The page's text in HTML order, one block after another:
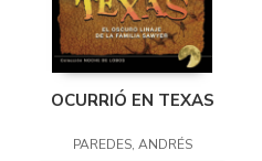
OCURRIÓ EN TEXAS
PAREDES, ANDRÉS